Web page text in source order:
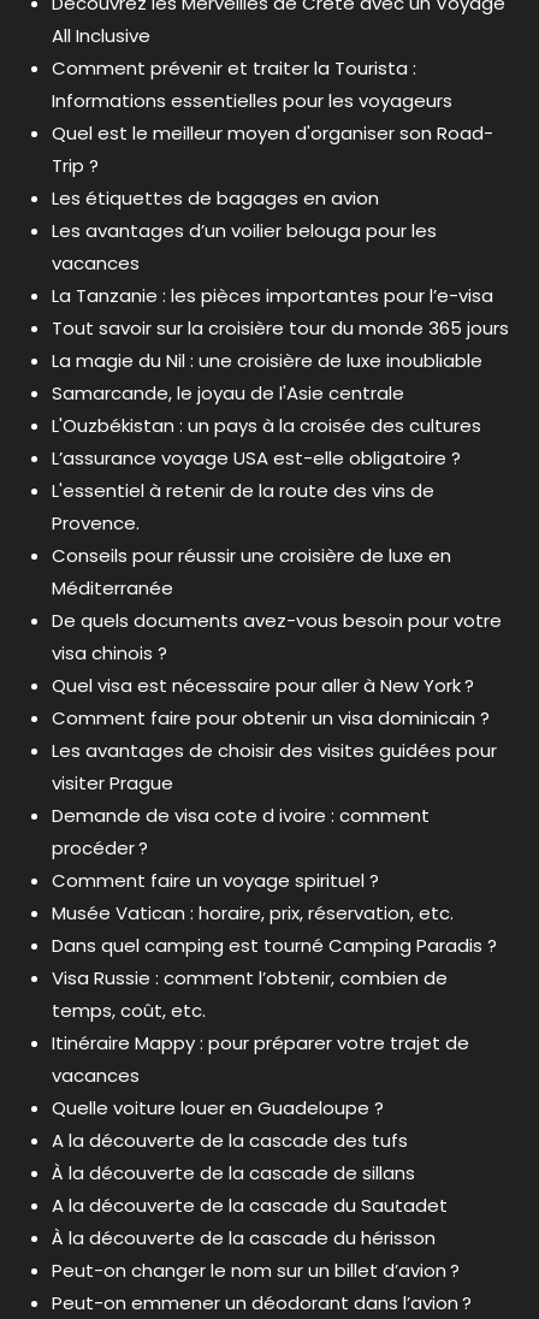
All Inclusive
Comment prévenir et traiter la Tourista :
Informations essentielles pour les voyageurs
Quel est le meilleur moyen d'organiser son Road-
Trip ?
Les étiquettes de bagages en avion
Les avantages d’un voilier belouga pour les
vacances
La Tanzanie : les pièces importantes pour l’e-visa
Tout savoir sur la croisière tour du monde 365 jours
La magie du Nil : une croisière de luxe inoubliable
Samarcande, le joyau de l'Asie centrale
L'Ouzbékistan : un pays à la croisée des cultures
L’assurance voyage USA est-elle obligatoire ?
L'essentiel à retenir de la route des vins de
Provence.
Conseils pour réussir une croisière de luxe en
Méditerranée
De quels documents avez-vous besoin pour votre
visa chinois ?
Quel visa est nécessaire pour aller à New York ?
Comment faire pour obtenir un visa dominicain ?
Les avantages de choisir des visites guidées pour
visiter Prague
Demande de visa cote d ivoire : comment
procéder ?
Comment faire un voyage spirituel ?
Musée Vatican : horaire, prix, réservation, etc.
Dans quel camping est tourné Camping Paradis ?
Visa Russie : comment l’obtenir, combien de
temps, coût, etc.
Itinéraire Mappy : pour préparer votre trajet de
vacances
Quelle voiture louer en Guadeloupe ?
A la découverte de la cascade des tufs
À la découverte de la cascade de sillans
A la découverte de la cascade du Sautadet
À la découverte de la cascade du hérisson
Peut-on changer le nom sur un billet d’avion ?
Peut-on emmener un déodorant dans l’avion ?